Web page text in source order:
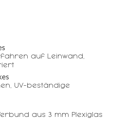
auf Leinwand,
UV-beständige
aus 3 mm Plexiglas